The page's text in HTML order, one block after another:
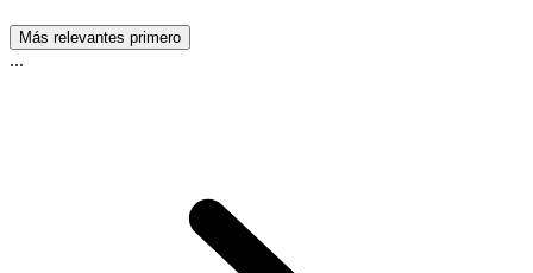
Más relevantes primero
...